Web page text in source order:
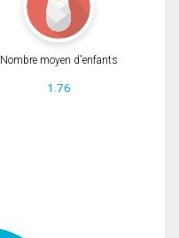
Nombre moyen d'enfants
1.76